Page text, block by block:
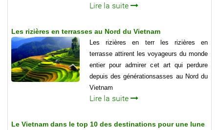
Lire la suite
Les rizières en terrasses au Nord du Vietnam
Les rizières en terr les rizières en
terrasse attirent les voyageurs du monde
entier pour admirer cet art qui perdure
depuis des générationsasses au Nord du
Vietnam
Lire la suite
Le Vietnam dans le top 10 des destinations pour une lune